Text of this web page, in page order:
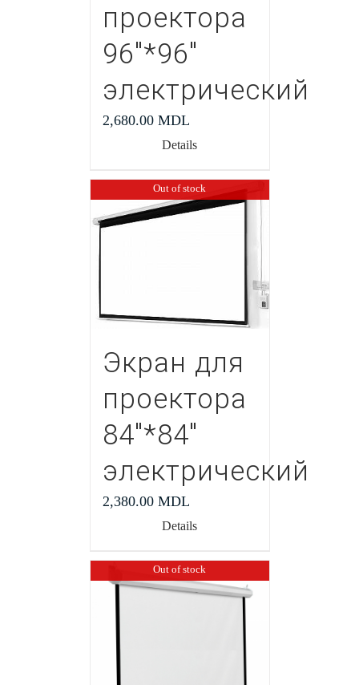
проектора
96″*96″
электрический
2,680.00 MDL
Details
Out of stock
Экран для
проектора
84″*84″
электрический
2,380.00 MDL
Details
Out of stock